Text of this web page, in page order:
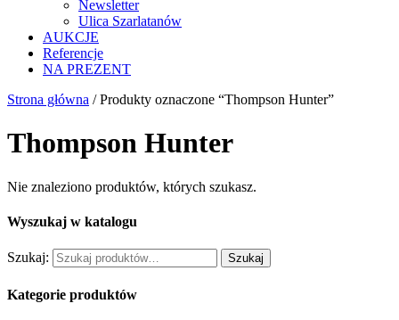
Newsletter
Ulica Szarlatanów
AUKCJE
Referencje
NA PREZENT
Strona główna / Produkty oznaczone “Thompson Hunter”
Thompson Hunter
Nie znaleziono produktów, których szukasz.
Wyszukaj w katalogu
Szukaj: Szukaj
Kategorie produktów